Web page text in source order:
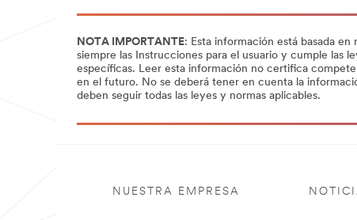
NOTA IMPORTANTE: Esta información está basada
siempre las Instrucciones para el usuario y cumple las
específicas. Leer esta información no certifica
en el futuro. No se deberá tener en cuenta la
deben seguir todas las leyes y normas aplicables.
NUESTRA EMPRESA